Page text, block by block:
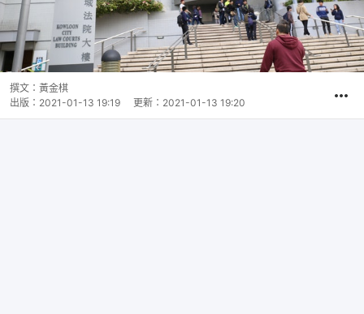
撰文： 黃金棋
出版： 2021-01-13 19:19 更新： 2021-01-13 19:20